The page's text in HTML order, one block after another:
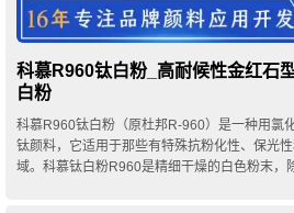
科慕R960钛白粉_高耐候性金红石
白粉
科慕R960钛白粉（原杜邦R-960）是一种用氯
钛颜料，它适用于那些有特殊抗粉化性、保光
域。科慕钛白粉R960是精细干燥的白色粉末，